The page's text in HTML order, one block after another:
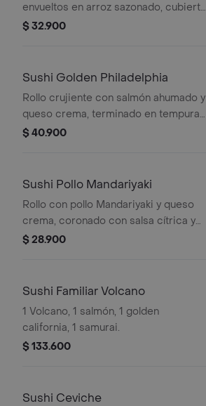
envueltos en arroz sazonado, cubierto
con una capa crujiente de tempura y
$ 32.900
Sushi Golden Philadelphia
Rollo crujiente con salmón ahumado y
queso crema, terminado en tempura y
bañado en anguila glaseada, con un
$ 40.900
Sushi Pollo Mandariyaki
Rollo con pollo Mandariyaki y queso
crema, coronado con salsa cítrica y
mayonesa sriracha suave. Un bocado
$ 28.900
Sushi Familiar Volcano
1 Volcano, 1 salmón, 1 golden
california, 1 samurai.
$ 133.600
Sushi Ceviche